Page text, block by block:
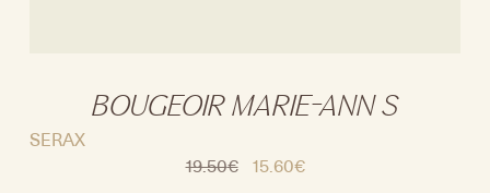
BOUGEOIR MARIE-ANN S
SERAX
19.50€ 15.60€